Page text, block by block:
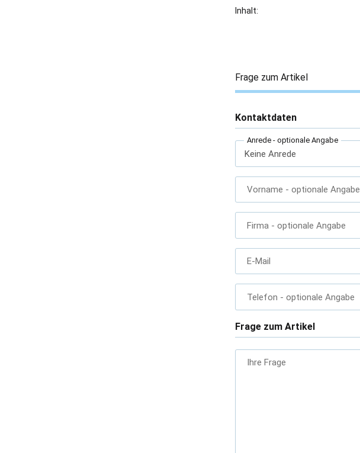
Inhalt:
Frage zum Artikel
Kontaktdaten
Anrede - optionale Angabe
Vorname - optionale Angabe
Firma - optionale Angabe
E-Mail
Telefon - optionale Angabe
Frage zum Artikel
Ihre Frage